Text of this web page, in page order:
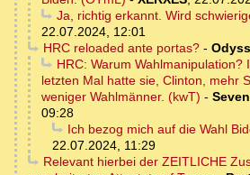
Ja, richtig erkannt. Wird
22.07.2024, 12:01
HRC reloaded ante portas?-
HRC: Warum Wahlmanipulation?
letzten Mal hatte sie, Clinton, mehr
weniger Wahlmänner. (kwT) -
09:28
Ich bezog mich auf die Wahl
22.07.2024, 11:29
Relevant hierbei der ZEITLICHE